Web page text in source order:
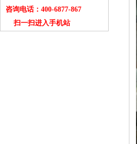
咨询电话：400-6877-867
扫一扫进入手机站